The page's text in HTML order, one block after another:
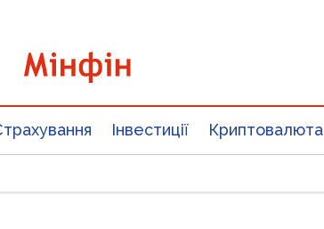
Інвестиції Криптовалюта